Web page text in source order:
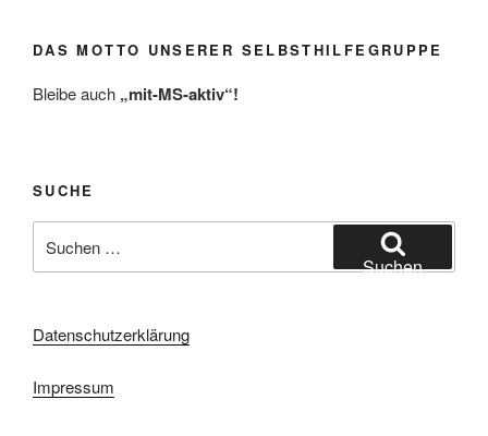
DAS MOTTO UNSERER SELBSTHILFEGRUPPE
Bleibe auch „mit-MS-aktiv“!
SUCHE
nach:
Suchen
Datenschutzerklärung
Impressum